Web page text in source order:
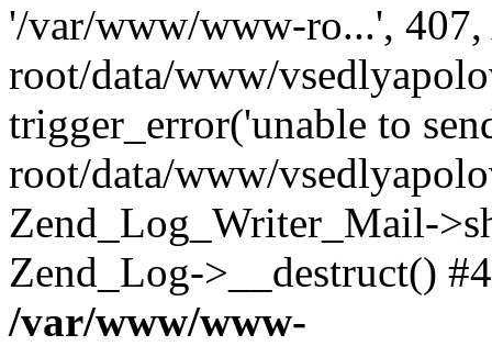
'/var/www/www-ro...',
root/data/www/
trigger_error('unable to
root/data/www/
Zend_Log_Writer_Mail-
Zend_Log->__destruct()
/var/www/www-